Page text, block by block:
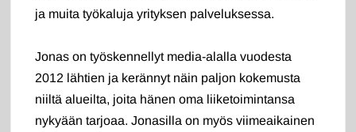
ja muita työkaluja yrityksen palveluksessa.
Jonas on työskennellyt media-alalla vuodesta
2012 lähtien ja kerännyt näin paljon kokemusta
niiltä alueilta, joita hänen oma liiketoimintansa
nykyään tarjoaa. Jonasilla on myös viimeaikainen